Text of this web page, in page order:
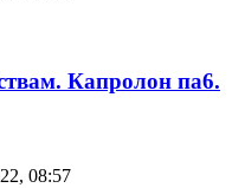
Капролон па6.
08:57